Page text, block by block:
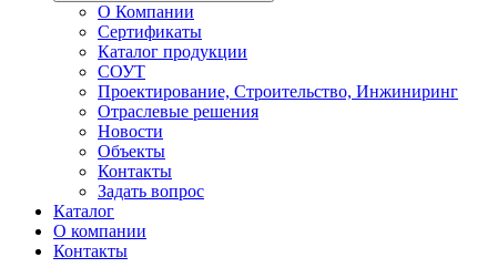
О Компании
Сертификаты
Каталог продукции
СОУТ
Проектирование, Строительство, Инжиниринг
Отраслевые решения
Новости
Объекты
Контакты
Задать вопрос
Каталог
О компании
Контакты